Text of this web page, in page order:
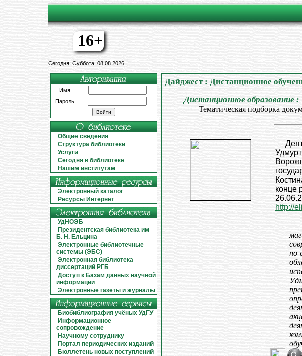
16+
Сегодня: Суббота, 08.08.2026.
Имя
Пароль
Общие сведения
Структура библиотеки
Услуги
Сегодня в библиотеке
Нашим институтам
Электронный каталог
Ресурсы Интернет
УдНОЭБ
Президентская библиотека им
Б. Н. Ельцина
Электронные библиотечные
системы (ЭБС)
Электронная библиотека
диссертаций РГБ
Доступ к Базам данных научной
информации
Электронные газеты и журналы
Биобиблиография учёных УдГУ
Информационное
сопровождение
Научному сотруднику
Портал периодических изданий
Бюллетень новых поступлений
Дайджест : Дистанционное
Дистанционное образование
Тематическая подборка
конце
http://
по